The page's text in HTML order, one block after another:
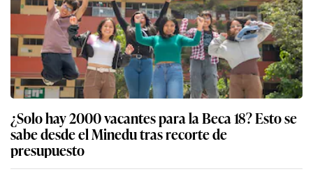
¿Solo hay 2000 vacantes para la Beca 18? Esto se
sabe desde el Minedu tras recorte de
presupuesto